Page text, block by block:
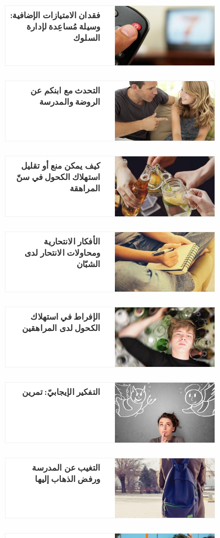
فقدان الامتيازات الإضافية:
وسيلة مُساعِدة لإدارة
السلوك
التحدث مع ابنكم عن
الروضة والمدرسة
كيف يمكن منع أو تقليل
استهلاك الكحول في سنّ
المراهقة
الأفكار الانتحارية
ومحاولات الانتحار لدى
الشبّان
الإفراط في استهلاك
الكحول لدى المراهقين
التفكير الإيجابيّ: تمرين
التغيب عن المدرسة
ورفض الذهاب إليها